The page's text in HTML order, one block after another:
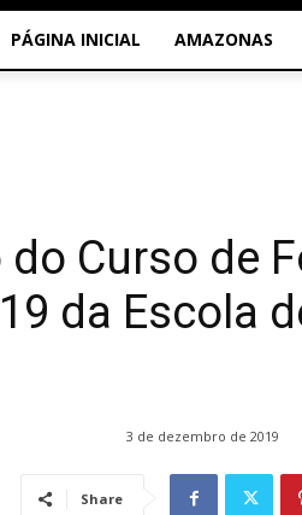
PÁGINA INICIAL AMAZONAS
Curso de
da Escola
3 de dezembro de 2019
Share